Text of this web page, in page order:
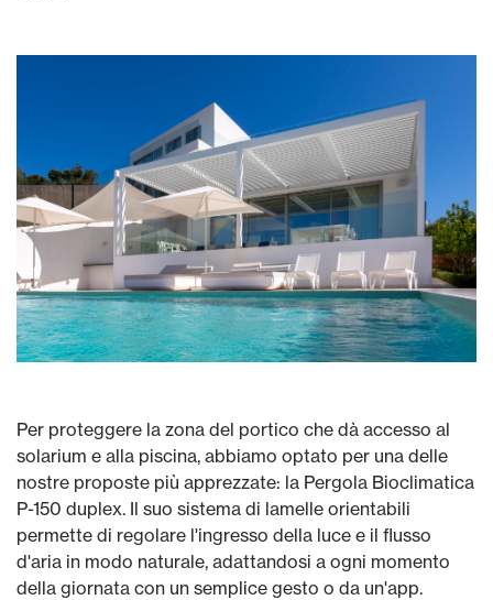
Per proteggere la zona del portico che dà accesso al
solarium e alla piscina, abbiamo optato per una delle
nostre proposte più apprezzate: la Pergola Bioclimatica
P-150 duplex. Il suo sistema di lamelle orientabili
permette di regolare l'ingresso della luce e il flusso
d'aria in modo naturale, adattandosi a ogni momento
della giornata con un semplice gesto o da un'app.